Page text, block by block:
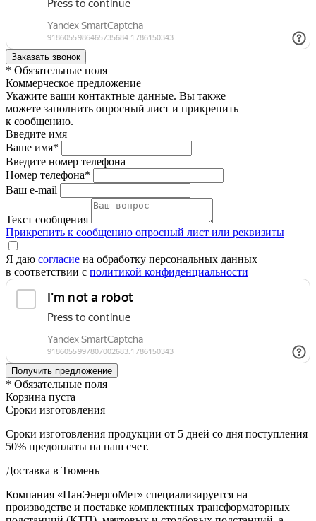
* Обязательные поля
Коммерческое предложение
Укажите ваши контактные данные. Вы также
можете заполнить опросный лист и прикрепить
к сообщению.
Введите имя
Ваше имя*
Введите номер телефона
Номер телефона*
Ваш e-mail
Текст сообщения
Прикрепить к сообщению опросный лист или реквизиты
Я даю согласие на обработку персональных данных
в соответствии с политикой конфиденциальности
* Обязательные поля
Корзина пуста
Сроки изготовления
Сроки изготовления продукции от 5 дней со дня поступления
50% предоплаты на наш счет.
Доставка в Тюмень
Компания «ПанЭнергоМет» специализируется на
производстве и поставке комплектных трансформаторных